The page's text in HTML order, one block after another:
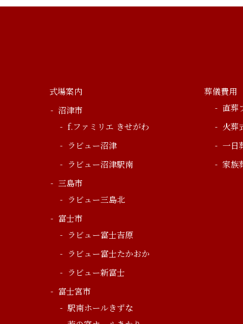
式場案内
沼津市
f.ファミリエ きせがわ
ラビュー沼津
ラビュー沼津駅南
三島市
ラビュー三島北
富士市
ラビュー富士吉原
ラビュー富士たかおか
ラビュー新富士
富士宮市
駅南ホールきずな
葬儀費用
直葬
火葬
一日
家族